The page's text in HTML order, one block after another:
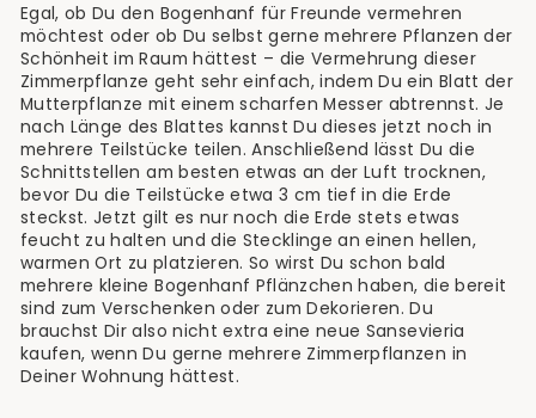
Egal, ob Du den Bogenhanf für Freunde vermehren
möchtest oder ob Du selbst gerne mehrere Pflanzen der
Schönheit im Raum hättest – die Vermehrung dieser
Zimmerpflanze geht sehr einfach, indem Du ein Blatt der
Mutterpflanze mit einem scharfen Messer abtrennst. Je
nach Länge des Blattes kannst Du dieses jetzt noch in
mehrere Teilstücke teilen. Anschließend lässt Du die
Schnittstellen am besten etwas an der Luft trocknen,
bevor Du die Teilstücke etwa 3 cm tief in die Erde
steckst. Jetzt gilt es nur noch die Erde stets etwas
feucht zu halten und die Stecklinge an einen hellen,
warmen Ort zu platzieren. So wirst Du schon bald
mehrere kleine Bogenhanf Pflänzchen haben, die bereit
sind zum Verschenken oder zum Dekorieren. Du
brauchst Dir also nicht extra eine neue Sansevieria
kaufen, wenn Du gerne mehrere Zimmerpflanzen in
Deiner Wohnung hättest.